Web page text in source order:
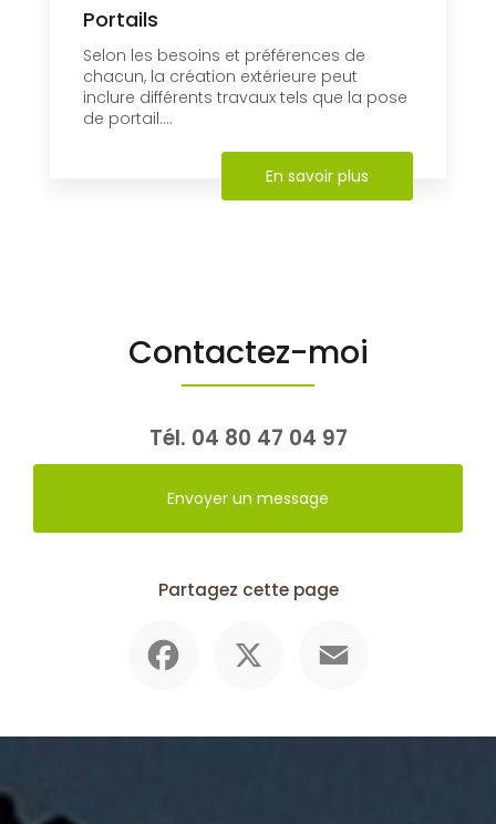
Portails
Selon les besoins et préférences de
chacun, la création extérieure peut
inclure différents travaux tels que la pose
de portail....
En savoir plus
Contactez-moi
Tél. 04 80 47 04 97
Envoyer un message
Partagez cette page